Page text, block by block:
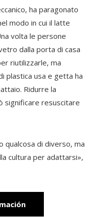
ha paragonato
modo in cui il latte
volta le persone
dalla porta di casa
riutilizzarle, ma
plastica usa e getta ha
Ridurre la
significare resuscitare
qualcosa di diverso, ma
cultura per adattarsi»,